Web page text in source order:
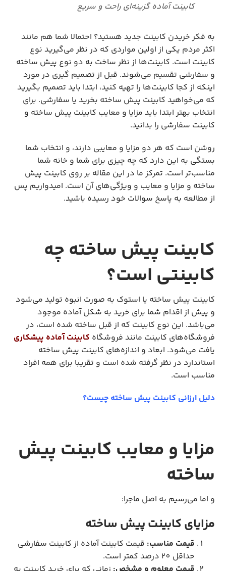
کابینت آماده گزینه‌ای راحت و سریع
به فکر خریدن کابینت جدید هستید؟ احتمالا شما هم مانند
اکثر مردم یکی از اولین مواردی که در نظر می‌گیرید نوع
کابینت است. کابینت‌ها از نظر ساخت به دو نوع پیش ساخته
و سفارشی تقسیم می‌شوند. قبل از تصمیم گیری در مورد
اینکه از کجا کابینت‌ها را تهیه کنید، ابتدا باید تصمیم بگیرید
که می‌خواهید کابینت پیش ساخته بخرید یا سفارشی. برای
انتخاب بهتر ابتدا باید مزایا و معایب کابینت پیش ساخته و
کابینت سفارشی را بدانید.
روشن است که هر دو مزایا و معایبی دارند، و انتخاب شما
بستگی به این دارد که چه چیزی برای شما و خانه شما
مناسب‌تر است. تمرکز ما در این مقاله بر روی کابینت پیش
ساخته و مزایا و معایب و ویژگی‌های آن است. امیدواریم پس
از مطالعه به پاسخ سوالات خود رسیده باشید.
کابینت پیش ساخته چه
کابینتی است؟
کابینت پیش ساخته یا استوک به صورت انبوه تولید می‌شود
و پیش از اقدام شما برای خرید به شکل آماده موجود
می‌باشد. این نوع کابینت که از قبل ساخته شده‌ است، در
فروشگاه‌های کابینت مانند فروشگاه کابینت آماده پیشکاری
یافت می‌شود. ابعاد و اندازه‌های کابینت پیش ساخته
استاندارد در نظر گرفته شده است و تقریبا برای همه افراد
مناسب است.
دلیل ارزانی کابینت پیش ساخته چیست؟
مزایا و معایب کابینت پیش
ساخته
و اما می‌رسیم به اصل ماجرا:
مزایای کابینت پیش ساخته
قیمت مناسب: قیمت کابینت آماده از کابینت سفارشی
حداقل 20 درصد کمتر است.